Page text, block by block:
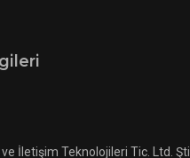
İletişim Teknolojileri Tic. Ltd. Şti.